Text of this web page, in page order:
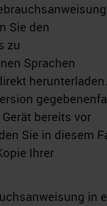
Sie den
zu
Sprachen
herunterladen.
bereits vor
Sie in diesem
Ihrer
in